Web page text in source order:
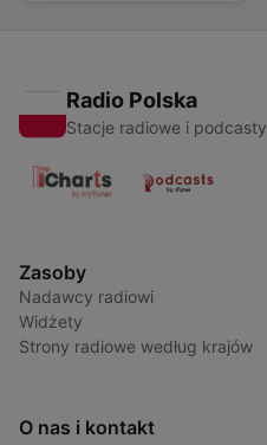
Radio Polska
Stacje radiowe i podcasty
Zasoby
Nadawcy radiowi
Widżety
Strony radiowe według krajów
O nas i kontakt